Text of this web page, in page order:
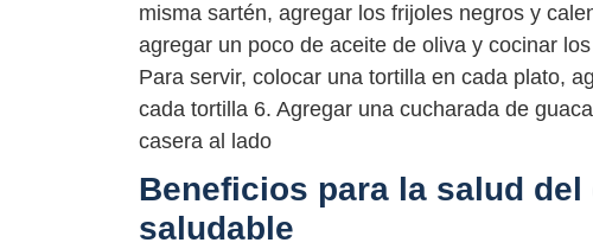
misma sartén, agregar los frijoles negros y
agregar un poco de aceite de oliva y cocinar
Para servir, colocar una tortilla en cada plato,
cada tortilla 6. Agregar una cucharada de
casera al lado
Beneficios para la salud
saludable